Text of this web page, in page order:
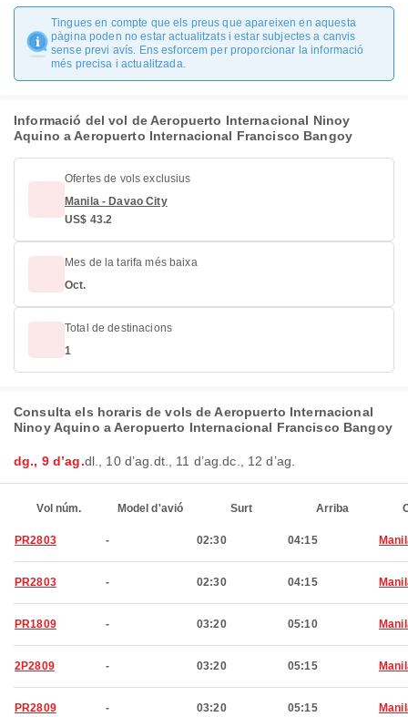
Tingues en compte que els preus que apareixen en aquesta
pàgina poden no estar actualitzats i estar subjectes a canvis
sense previ avís. Ens esforcem per proporcionar la informació
més precisa i actualitzada.
Informació del vol de Aeropuerto Internacional Ninoy
Aquino a Aeropuerto Internacional Francisco Bangoy
Ofertes de vols exclusius
Manila - Davao City
US$ 43.2
Mes de la tarifa més baixa
Oct.
Total de destinacions
1
Consulta els horaris de vols de Aeropuerto Internacional
Ninoy Aquino a Aeropuerto Internacional Francisco Bangoy
dg., 9 d’ag.dl., 10 d’ag. dt., 11 d’ag.dc., 12 d’ag.
Vol núm. Model d'avió Surt Arriba
PR2803 - 02:30 04:15
PR2803 - 02:30 04:15
PR1809 - 03:20 05:10
2P2809 - 03:20 05:15
PR2809 - 03:20 05:15